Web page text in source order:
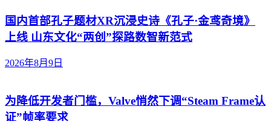
国内首部孔子题材XR沉浸史诗《孔子·金鸢奇境》
上线 山东文化“两创”探路数智新范式
2026年8月9日
为降低开发者门槛，Valve悄然下调“Steam Frame认
证”帧率要求